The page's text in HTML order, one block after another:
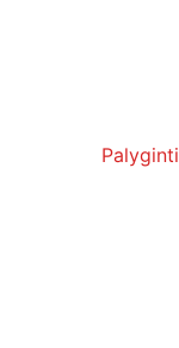
Palyginti